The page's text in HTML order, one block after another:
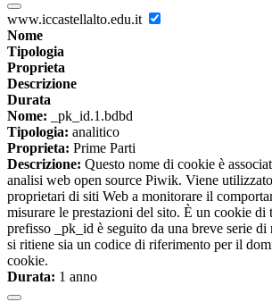
www.iccastellalto.edu.it
Nome
Tipologia
Proprieta
Descrizione
Durata
Nome: _pk_id.1.bdbd
Tipologia: analitico
Proprieta: Prime Parti
Descrizione: Questo nome di cookie è
analisi web open source Piwik. Viene
proprietari di siti Web a monitorare il
misurare le prestazioni del sito. È un cookie
prefisso _pk_id è seguito da una breve serie di
si ritiene sia un codice di riferimento per il
cookie.
Durata: 1 anno